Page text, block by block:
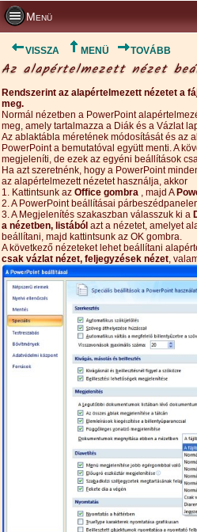
Menü
VISSZA MENÜ TOVÁBB
Az alapértelmezett nézet
Rendszerint az alapértelmezett nézetet a
meg.
Normál nézetben a PowerPoint
meg, amely tartalmazza a Diák és a Vázlat
Az ablaktábla méretének módosítását és az
PowerPoint a bemutatóval együtt menti. A
megjeleníti, de ezek az egyéni beállítások
Ha azt szeretnénk, hogy a PowerPoint
az alapértelmezett nézetet használja, akkor
1. Kattintsunk az Office gombra , majd A
2. A PowerPoint beállításai
3. A Megjelenítés szakaszban válasszuk ki a
a nézetben, listából azt a nézetet, amelyet
beállítani, majd kattintsunk az OK gombra.
A következő nézeteket lehet beállítani
csak vázlat nézet, feljegyzések nézet,